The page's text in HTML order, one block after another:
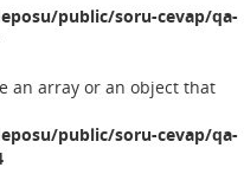
public/soru-cevap/qa-
an array or an object that
public/soru-cevap/qa-